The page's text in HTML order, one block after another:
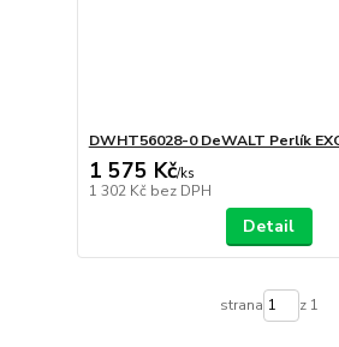
DWHT56028-0 DeWALT Perlík
1 575 Kč/ks
1 302 Kč bez DPH
Detail
strana z 1